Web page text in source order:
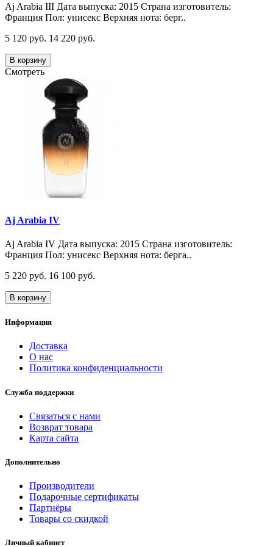
Aj Arabia III Дата выпуска: 2015 Страна изготовитель:
Франция Пол: унисекс Верхняя нота: берг..
5 120 руб. 14 220 руб.
В корзину
Смотреть
Aj Arabia IV
Aj Arabia IV Дата выпуска: 2015 Страна изготовитель:
Франция Пол: унисекс Верхняя нота: берга..
5 220 руб. 16 100 руб.
В корзину
Информация
Доставка
О нас
Политика конфиденциальности
Служба поддержки
Связаться с нами
Возврат товара
Карта сайта
Дополнительно
Производители
Подарочные сертификаты
Партнёры
Товары со скидкой
Личный кабинет